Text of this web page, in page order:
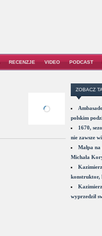
RECENZJE VIDEO PODCAST
ZOBACZ
polskim
1670,
nie zawsze
Małpa
Michała
konstruktor,
wyprzedził